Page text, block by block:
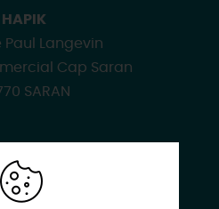
HAPIK
Paul Langevin
Cap Saran
SARAN
38 42 01 82